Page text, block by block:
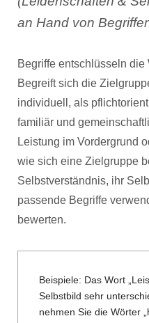
an Hand von
Begriffe entschlüsseln
Begreift sich die
individuell, als
familiär und
Leistung im Vordergrund
wie sich eine Zielgruppe
Selbstverständnis, ihr
passende Begriffe
bewerten.
Beispiele: Das Wort
Selbstbild sehr
nehmen Sie die Wörter